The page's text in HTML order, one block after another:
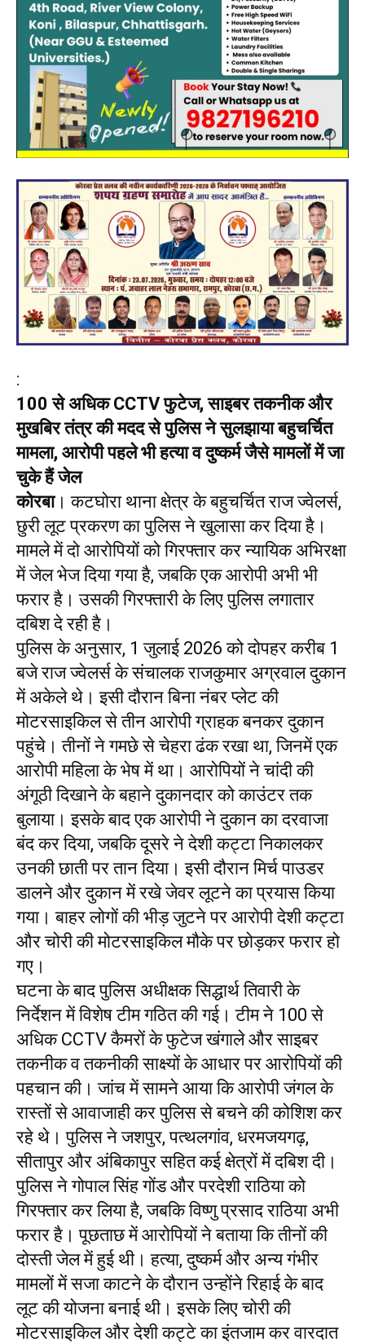
:
100 से अधिक CCTV फुटेज, साइबर तकनीक और
मुखबिर तंत्र की मदद से पुलिस ने सुलझाया बहुचर्चित
मामला, आरोपी पहले भी हत्या व दुष्कर्म जैसे मामलों में जा
चुके हैं जेल
कोरबा। कटघोरा थाना क्षेत्र के बहुचर्चित राज ज्वेलर्स,
छुरी लूट प्रकरण का पुलिस ने खुलासा कर दिया है।
मामले में दो आरोपियों को गिरफ्तार कर न्यायिक अभिरक्षा
में जेल भेज दिया गया है, जबकि एक आरोपी अभी भी
फरार है। उसकी गिरफ्तारी के लिए पुलिस लगातार
दबिश दे रही है।
पुलिस के अनुसार, 1 जुलाई 2026 को दोपहर करीब 1
बजे राज ज्वेलर्स के संचालक राजकुमार अग्रवाल दुकान
में अकेले थे। इसी दौरान बिना नंबर प्लेट की
मोटरसाइकिल से तीन आरोपी ग्राहक बनकर दुकान
पहुंचे। तीनों ने गमछे से चेहरा ढंक रखा था, जिनमें एक
आरोपी महिला के भेष में था। आरोपियों ने चांदी की
अंगूठी दिखाने के बहाने दुकानदार को काउंटर तक
बुलाया। इसके बाद एक आरोपी ने दुकान का दरवाजा
बंद कर दिया, जबकि दूसरे ने देशी कट्टा निकालकर
उनकी छाती पर तान दिया। इसी दौरान मिर्च पाउडर
डालने और दुकान में रखे जेवर लूटने का प्रयास किया
गया। बाहर लोगों की भीड़ जुटने पर आरोपी देशी कट्टा
और चोरी की मोटरसाइकिल मौके पर छोड़कर फरार हो
गए।
घटना के बाद पुलिस अधीक्षक सिद्धार्थ तिवारी के
निर्देशन में विशेष टीम गठित की गई। टीम ने 100 से
अधिक CCTV कैमरों के फुटेज खंगाले और साइबर
तकनीक व तकनीकी साक्ष्यों के आधार पर आरोपियों की
पहचान की। जांच में सामने आया कि आरोपी जंगल के
रास्तों से आवाजाही कर पुलिस से बचने की कोशिश कर
रहे थे। पुलिस ने जशपुर, पत्थलगांव, धरमजयगढ़,
सीतापुर और अंबिकापुर सहित कई क्षेत्रों में दबिश दी।
पुलिस ने गोपाल सिंह गोंड और परदेशी राठिया को
गिरफ्तार कर लिया है, जबकि विष्णु प्रसाद राठिया अभी
फरार है। पूछताछ में आरोपियों ने बताया कि तीनों की
दोस्ती जेल में हुई थी। हत्या, दुष्कर्म और अन्य गंभीर
मामलों में सजा काटने के दौरान उन्होंने रिहाई के बाद
लूट की योजना बनाई थी। इसके लिए चोरी की
मोटरसाइकिल और देशी कट्टे का इंतजाम कर वारदात